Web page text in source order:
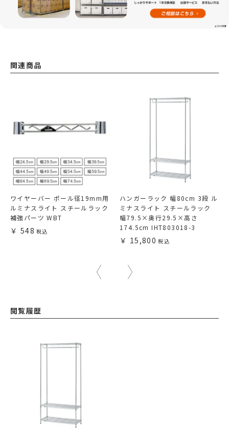
関連商品
ワイヤーバー ポール径19mm用
ルミナスライト スチールラック
補強パーツ WBT
548
ハンガーラック 幅80cm 3段 ル
ミナスライト スチールラック
幅79.5×奥行29.5×高さ
174.5cm IHT803018-3
15,800
閲覧履歴